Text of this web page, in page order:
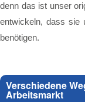
denn das ist unser
entwickeln, dass sie
benötigen.
Verschiedene
Arbeitsmarkt